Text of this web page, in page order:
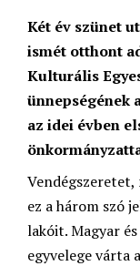
Két év szünet
ismét otthont
Kulturális
ünnepségének
az idei évben
ez a három szó
lakóit. Magyar
egyvelege várta